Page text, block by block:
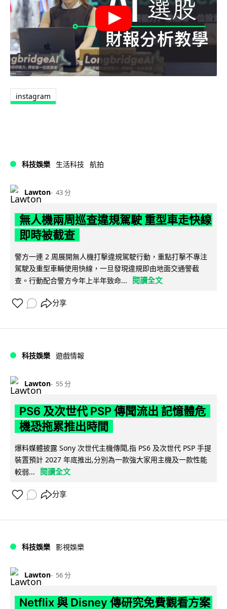
instagram
科技娛樂 生活科技 航拍
Lawton 43 分
無人機兩周巡查違規駕駛 重型車走快線
即時被截查
警方一連 2 周展開無人機打擊違規駕駛行動，重點打擊不專注
駕駛及重型車輛使用快線，一旦發現違規即由地面交通警截
查。行動配合警方今年上半年致命...
閱讀全文
分享
科技娛樂 遊戲情報
Lawton 55 分
PS6 及次世代 PSP 傳聞流出 記憶體危
機恐拖累推出時間
爆料媒體披露 Sony 次世代主機傳聞,指 PS6 及次世代 PSP 手提
裝置預計 2027 年底推出,分別為一款強大家用主機及一款性能
較弱...
閱讀全文
分享
科技娛樂 影視娛樂
Lawton 56 分
Netflix 與 Disney 傳研究免費觀看方案